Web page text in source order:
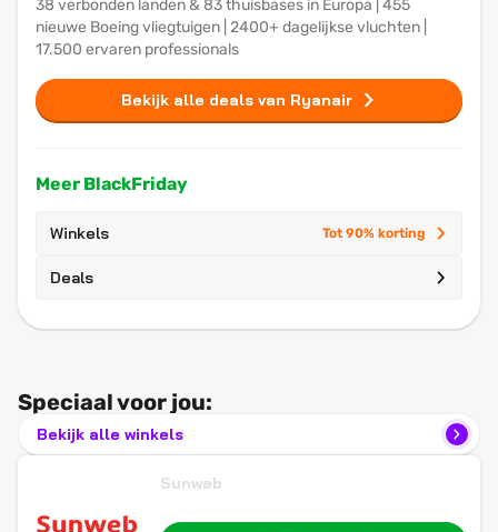
38 verbonden landen & 83 thuisbases in Europa | 455
nieuwe Boeing vliegtuigen | 2400+ dagelijkse vluchten |
17.500 ervaren professionals
Bekijk alle deals van Ryanair
Meer BlackFriday
Winkels Tot 90% korting
Deals
Speciaal voor jou:
Bekijk alle winkels
Sunweb